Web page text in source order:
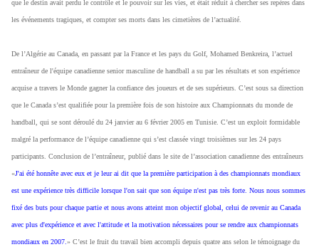
que le destin avait perdu le contrôle et le pouvoir sur les vies, et était réduit à chercher ses repères dans
les événements tragiques, et compter ses morts dans les cimetières de l’actualité.
De l’Algérie au Canada, en passant par la France et les pays du Golf, Mohamed Benkreira, l’actuel
entraîneur de l'équipe canadienne senior masculine de handball a su par les résultats et son expérience
acquise a travers le Monde gagner la confiance des joueurs et de ses supérieurs. C’est sous sa direction
que le Canada s’est qualifiée pour la première fois de son histoire aux Championnats du monde de
handball, qui se sont déroulé du 24 janvier au 6 février 2005 en Tunisie. C’est un exploit formidable
malgré la performance de l’équipe canadienne qui s’est classée vingt troisièmes sur les 24 pays
participants. Conclusion de l’entraîneur, publié dans le site de l’association canadienne des entraîneurs
«J'ai été honnête avec eux et je leur ai dit que la première participation à des championnats mondiaux
est une expérience très difficile lorsque l'on sait que son équipe n'est pas très forte. Nous nous sommes
fixé des buts pour chaque partie et nous avons atteint mon objectif global, celui de revenir au Canada
avec plus d'expérience et avec l'attitude et la motivation nécessaires pour se rendre aux championnats
mondiaux en 2007. » C’est le fruit du travail bien accompli depuis quatre ans selon le témoignage du